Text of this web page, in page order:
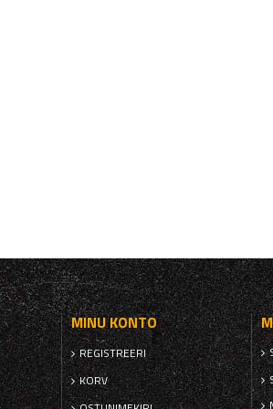
MINU KONTO
REGISTREERI
KORV